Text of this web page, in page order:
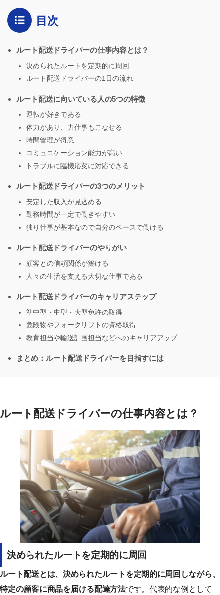
目次
ルート配送ドライバーの仕事内容とは？
決められたルートを定期的に周回
ルート配送ドライバーの1日の流れ
ルート配送に向いている人の5つの特徴
運転が好きである
体力があり、力仕事もこなせる
時間管理が得意
コミュニケーション能力が高い
トラブルに臨機応変に対応できる
ルート配送ドライバーの3つのメリット
安定した収入が見込める
勤務時間が一定で働きやすい
独り仕事が基本なので自分のペースで働ける
ルート配送ドライバーのやりがい
顧客との信頼関係が築ける
人々の生活を支える大切な仕事である
ルート配送ドライバーのキャリアステップ
準中型・中型・大型免許の取得
危険物やフォークリフトの資格取得
教育担当や輸送計画担当などへのキャリアアップ
まとめ：ルート配送ドライバーを目指すには
ルート配送ドライバーの仕事内容とは？
決められたルートを定期的に周回
ルート配送とは、決められたルートを定期的に周回しながら、
特定の顧客に商品を届ける配達方法です。 代表的な例として